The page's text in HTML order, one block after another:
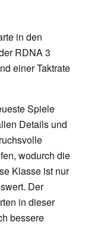
in den
RDNA 3
einer Taktrate
Spiele
Details und
wodurch die
Klasse ist nur
Der
in dieser
bessere